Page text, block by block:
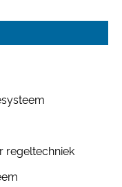
regeltechniek